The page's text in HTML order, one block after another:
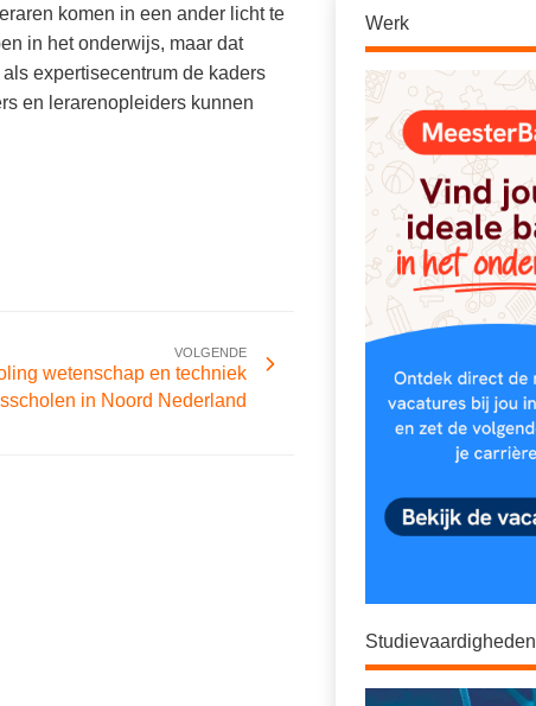
komen in een ander licht te
in het onderwijs, maar dat
expertisecentrum de kaders
en lerarenopleiders kunnen
VOLGENDE
wetenschap en techniek
in Noord Nederland
Werk
Studievaardigheden